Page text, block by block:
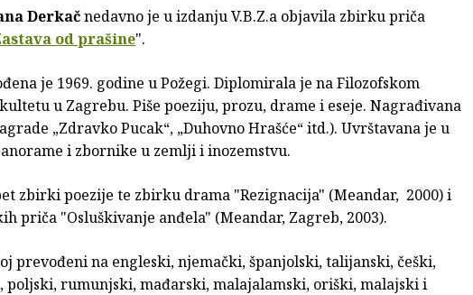
Derkačnedavno je u izdanju V.B.Z.a objavila zbirku priča
od prašine".
je 1969. godine u Požegi. Diplomirala je na Filozofskom
u Zagrebu. Piše poeziju, prozu, drame i eseje. Nagrađivana
„Zdravko Pucak“, „Duhovno Hrašće“ itd.). Uvrštavana je u
i zbornike u zemlji i inozemstvu.
zbirki poezije te zbirku drama "Rezignacija" (Meandar, 2000) i
priča "Osluškivanje anđela" (Meandar, Zagreb, 2003).
prevođeni na engleski, njemački, španjolski, talijanski, češki,
poljski, rumunjski, mađarski, malajalamski, oriški, malajski i